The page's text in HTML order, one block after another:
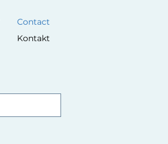
Contact
Kontakt